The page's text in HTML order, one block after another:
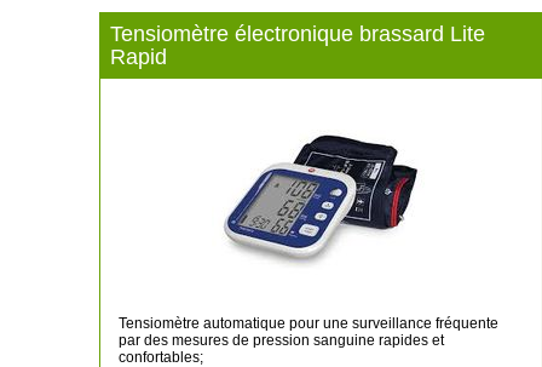
Tensiomètre électronique brassard Lite
Rapid
Tensiomètre automatique pour une surveillance fréquente
par des mesures de pression sanguine rapides et
confortables;